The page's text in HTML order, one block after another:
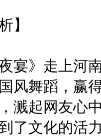
》走上河南
风舞蹈，赢
溅起网友
了文化的活